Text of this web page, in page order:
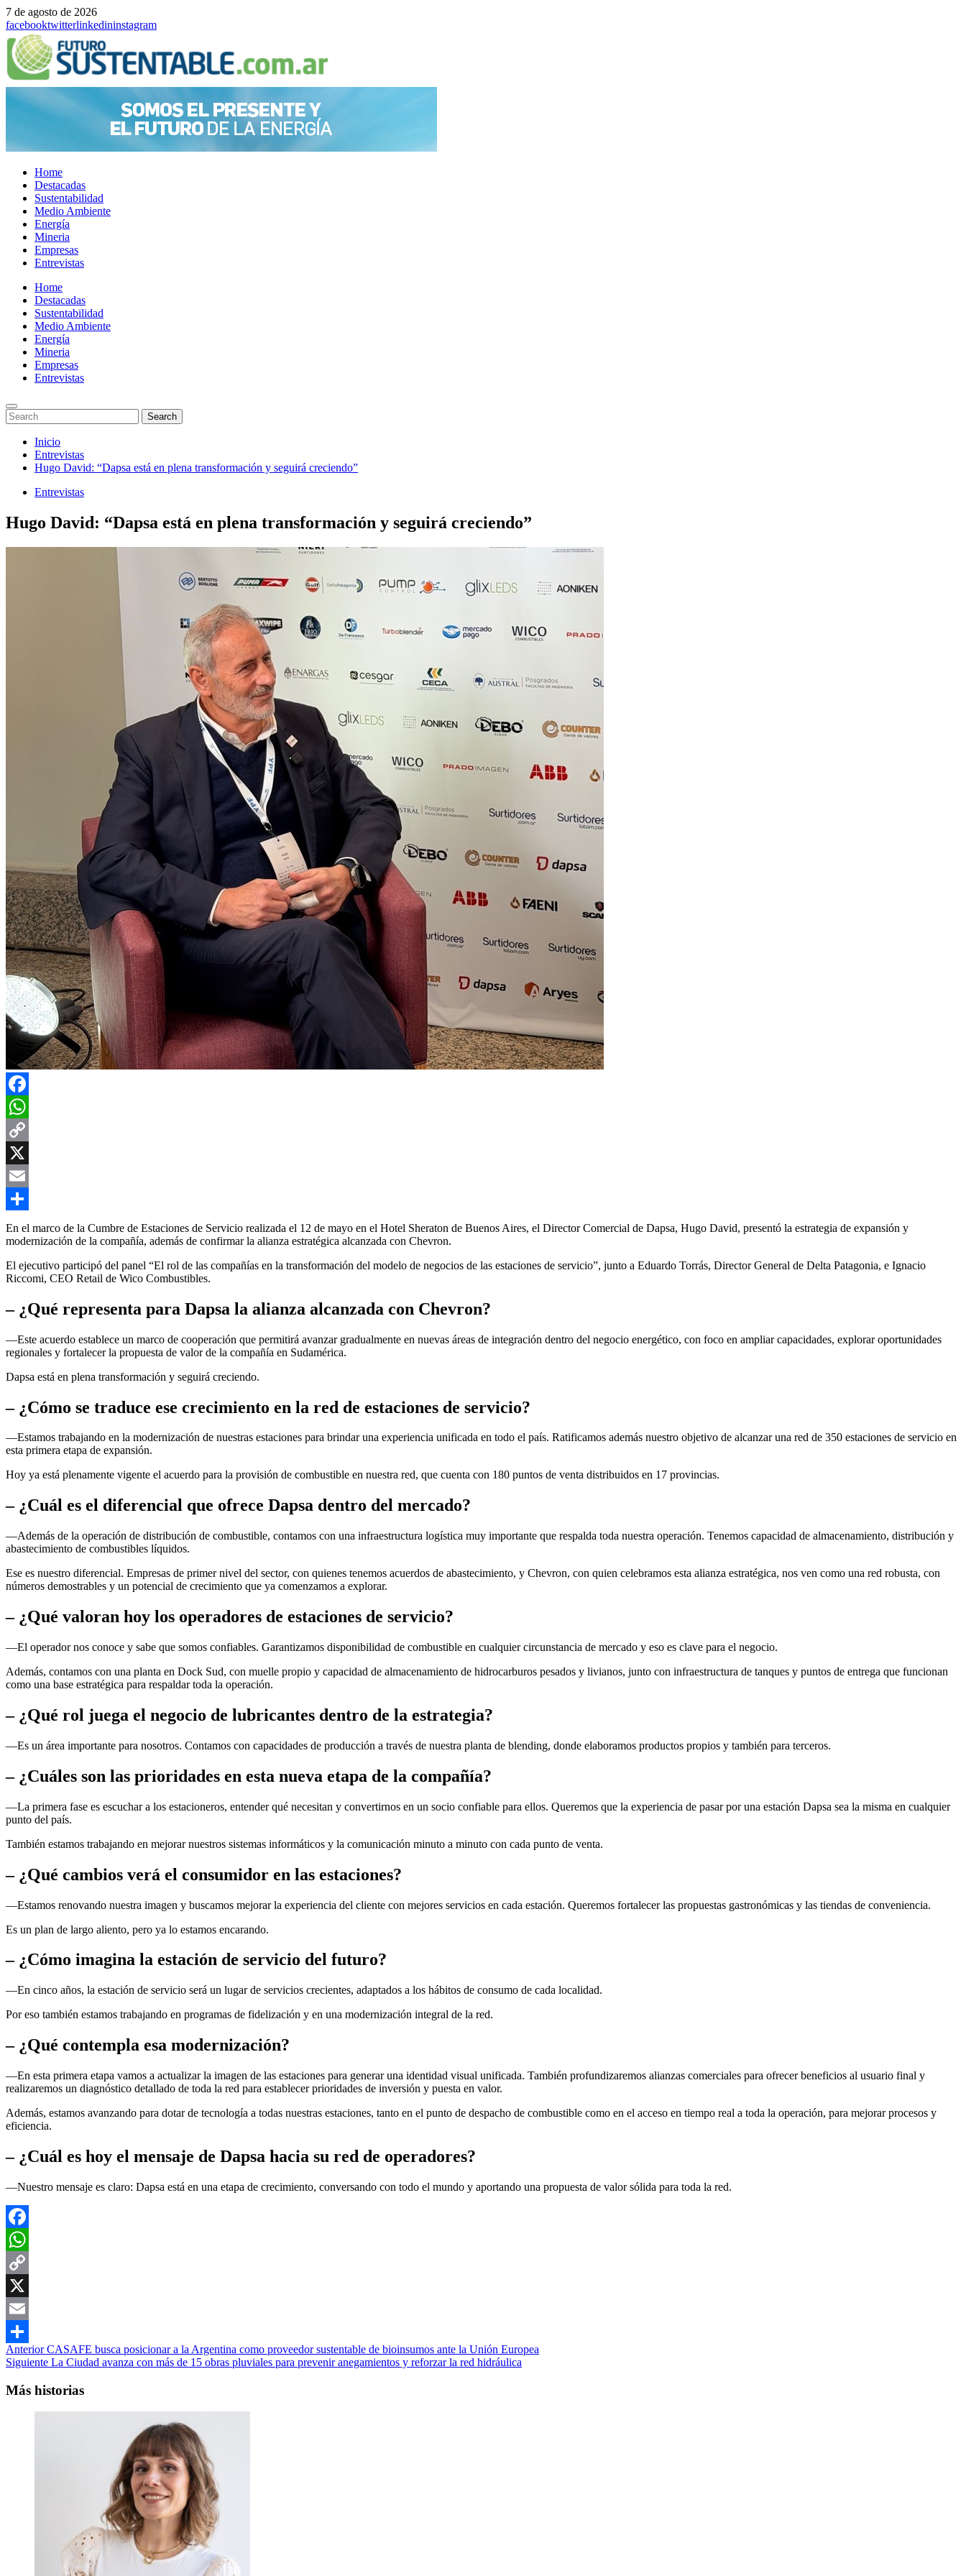
7 de agosto de 2026
facebooktwitterlinkedininstagram
Home
Destacadas
Sustentabilidad
Medio Ambiente
Energía
Mineria
Empresas
Entrevistas
Menu
Home
Destacadas
Sustentabilidad
Medio Ambiente
Energía
Mineria
Empresas
Entrevistas
Enter
Keyword
Search
for:
Search
Search
Saltar
contenido
Inicio
Entrevistas
Hugo David: “Dapsa está en plena transformación y seguirá creciendo”
Entrevistas
Hugo David: “Dapsa está en plena transformación y seguirá creciendo”
Facebook
WhatsApp
Copy
Link
X
Email
Compartir
En el marco de la Cumbre de Estaciones de Servicio realizada el 12 de mayo en el Hotel Sheraton de Buenos Aires, el Director Comercial de Dapsa, Hugo David, presentó la estrategia de expansión y
modernización de la compañía, además de confirmar la alianza estratégica alcanzada con Chevron.
El ejecutivo participó del panel “El rol de las compañías en la transformación del modelo de negocios de las estaciones de servicio”, junto a Eduardo Torrás, Director General de Delta Patagonia, e Ignacio
Riccomi, CEO Retail de Wico Combustibles.
– ¿Qué representa para Dapsa la alianza alcanzada con Chevron?
—Este acuerdo establece un marco de cooperación que permitirá avanzar gradualmente en nuevas áreas de integración dentro del negocio energético, con foco en ampliar capacidades, explorar oportunidades
regionales y fortalecer la propuesta de valor de la compañía en Sudamérica.
Dapsa está en plena transformación y seguirá creciendo.
– ¿Cómo se traduce ese crecimiento en la red de estaciones de servicio?
—Estamos trabajando en la modernización de nuestras estaciones para brindar una experiencia unificada en todo el país. Ratificamos además nuestro objetivo de alcanzar una red de 350 estaciones de servicio en
esta primera etapa de expansión.
Hoy ya está plenamente vigente el acuerdo para la provisión de combustible en nuestra red, que cuenta con 180 puntos de venta distribuidos en 17 provincias.
– ¿Cuál es el diferencial que ofrece Dapsa dentro del mercado?
—Además de la operación de distribución de combustible, contamos con una infraestructura logística muy importante que respalda toda nuestra operación. Tenemos capacidad de almacenamiento, distribución y
abastecimiento de combustibles líquidos.
Ese es nuestro diferencial. Empresas de primer nivel del sector, con quienes tenemos acuerdos de abastecimiento, y Chevron, con quien celebramos esta alianza estratégica, nos ven como una red robusta, con
números demostrables y un potencial de crecimiento que ya comenzamos a explorar.
– ¿Qué valoran hoy los operadores de estaciones de servicio?
—El operador nos conoce y sabe que somos confiables. Garantizamos disponibilidad de combustible en cualquier circunstancia de mercado y eso es clave para el negocio.
Además, contamos con una planta en Dock Sud, con muelle propio y capacidad de almacenamiento de hidrocarburos pesados y livianos, junto con infraestructura de tanques y puntos de entrega que funcionan
como una base estratégica para respaldar toda la operación.
– ¿Qué rol juega el negocio de lubricantes dentro de la estrategia?
—Es un área importante para nosotros. Contamos con capacidades de producción a través de nuestra planta de blending, donde elaboramos productos propios y también para terceros.
– ¿Cuáles son las prioridades en esta nueva etapa de la compañía?
—La primera fase es escuchar a los estacioneros, entender qué necesitan y convertirnos en un socio confiable para ellos. Queremos que la experiencia de pasar por una estación Dapsa sea la misma en cualquier
punto del país.
También estamos trabajando en mejorar nuestros sistemas informáticos y la comunicación minuto a minuto con cada punto de venta.
– ¿Qué cambios verá el consumidor en las estaciones?
—Estamos renovando nuestra imagen y buscamos mejorar la experiencia del cliente con mejores servicios en cada estación. Queremos fortalecer las propuestas gastronómicas y las tiendas de conveniencia.
Es un plan de largo aliento, pero ya lo estamos encarando.
– ¿Cómo imagina la estación de servicio del futuro?
—En cinco años, la estación de servicio será un lugar de servicios crecientes, adaptados a los hábitos de consumo de cada localidad.
Por eso también estamos trabajando en programas de fidelización y en una modernización integral de la red.
– ¿Qué contempla esa modernización?
—En esta primera etapa vamos a actualizar la imagen de las estaciones para generar una identidad visual unificada. También profundizaremos alianzas comerciales para ofrecer beneficios al usuario final y
realizaremos un diagnóstico detallado de toda la red para establecer prioridades de inversión y puesta en valor.
Además, estamos avanzando para dotar de tecnología a todas nuestras estaciones, tanto en el punto de despacho de combustible como en el acceso en tiempo real a toda la operación, para mejorar procesos y
eficiencia.
– ¿Cuál es hoy el mensaje de Dapsa hacia su red de operadores?
—Nuestro mensaje es claro: Dapsa está en una etapa de crecimiento, conversando con todo el mundo y aportando una propuesta de valor sólida para toda la red.
Facebook
WhatsApp
Copy
Link
X
Email
Compartir
Navegación
de
entradas
AnteriorCASAFE busca posicionar a la Argentina como proveedor sustentable de bioinsumos ante la Unión Europea
Siguiente La Ciudad avanza con más de 15 obras pluviales para prevenir anegamientos y reforzar la red hidráulica
Más historias